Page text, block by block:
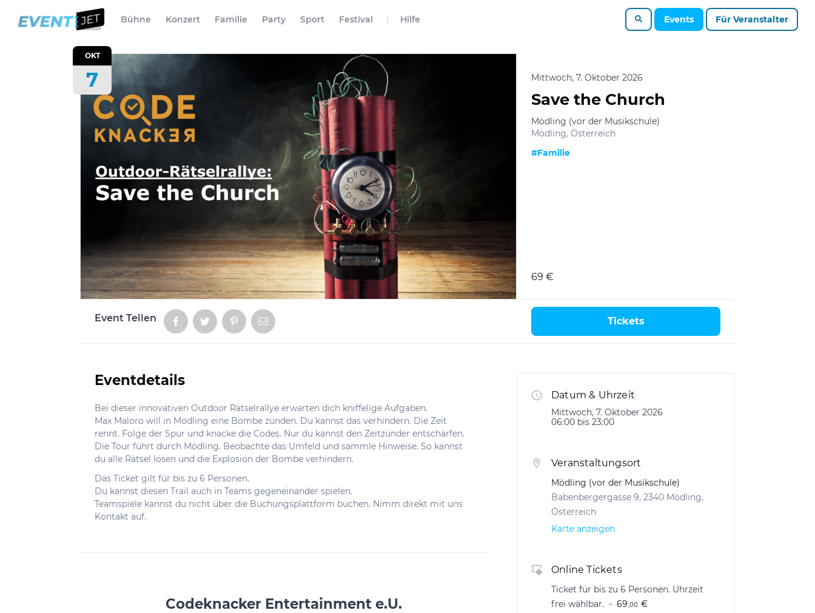
Bühne Konzert Familie Party Sport Festival Hilfe Events Für Veranstalter
OKT
7 Mittwoch, 7. Oktober 2026
Save the Church
Mödling (vor der Musikschule)
Mödling, Österreich
#Familie
69 €
Event Teilen Tickets
Informationen
Eventdetails
Bei dieser innovativen Outdoor Rätselrallye erwarten dich kniffelige Aufgaben.
Max Maloro will in Mödling eine Bombe zünden. Du kannst das verhindern. Die Zeit
rennt. Folge der Spur und knacke die Codes. Nur du kannst den Zeitzünder entschärfen.
Die Tour führt durch Mödling. Beobachte das Umfeld und sammle Hinweise. So kannst
du alle Rätsel lösen und die Explosion der Bombe verhindern.
Das Ticket gilt für bis zu 6 Personen.
Du kannst diesen Trail auch in Teams gegeneinander spielen.
Teamspiele kannst du nicht über die Buchungsplattform buchen. Nimm direkt mit uns
Kontakt auf.
Codeknacker Entertainment e.U.
Datum & Uhrzeit
Mittwoch, 7. Oktober 2026
06:00 bis 23:00
Veranstaltungsort
Mödling (vor der Musikschule)
Babenbergergasse 9, 2340 Mödling,
Österreich
Karte anzeigen
Online Tickets
Ticket für bis zu 6 Personen. Uhrzeit
frei wählbar.
69,00 €